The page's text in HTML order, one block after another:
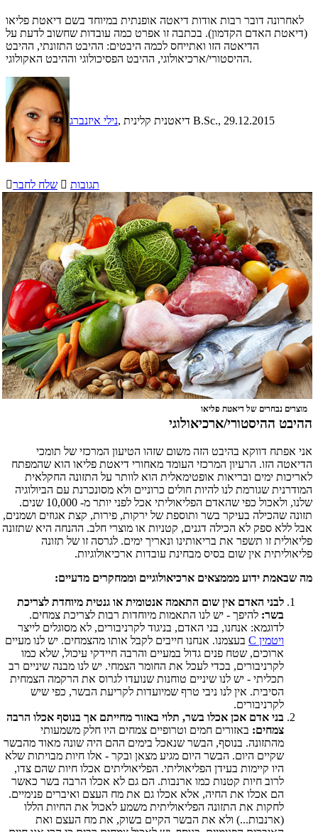
לאחרונה דובר רבות אודות דיאטה אופנתית במיוחד בשם דיאטת פליאו
(דיאטת האדם הקדמון). בכתבה זו אפרט כמה עובדות שחשוב לדעת על
הדיאטה הזו ואתייחס לכמה היבטים: ההיבט התזונתי, ההיבט
ההיסטורי/ארכיאולוגי, ההיבט הפסיכולוגי וההיבט האקולוגי.
נילי איזנברג , דיאטנית קלינית B.Sc., 29.12.2015
שלח לחבר  תגובות
מוצרים נבחרים של דיאטת פליאו
ההיבט ההיסטורי/ארכיאולוגי
אני אפתח דווקא בהיבט הזה משום שזהו הטיעון המרכזי של תומכי
הדיאטה הזו. הרעיון המרכזי העומד מאחורי דיאטת פליאו הוא שהמפתח
לאריכות ימים ובריאות אופטימאלית הוא לוותר על התזונה החקלאית
המודרנית שגורמת לנו להיות חולים כרוניים ולא מסונכרנת עם הביולוגיה
שלנו, ולאכול כפי שהאדם הפליאוליתי אכל לפני יותר מ- 10,000 שנים.
תזונה שהכילה בעיקר בשר ותוספת של ירקות, פירות, קצת אגוזים ושמנים,
אבל ללא ספק לא הכילה דגנים, קטניות או מוצרי חלב. ההנחה היא שתזונה
פליאולית זו תשפר את בריאותינו ונאריך ימים. לגרסה זו של תזונה
פליאוליתית אין שום בסיס מבחינת עובדות ארכיאולוגיות.
מה שבאמת ידוע מממצאים ארכיאולוגיים וממחקרים מדעיים:
לבני האדם אין שום התאמה אנטומית או גנטית מיוחדת לצריכת
בשר: להיפך - יש לנו התאמות מיוחדות רבות לצריכת צמחים.
לדוגמא: אנחנו, בני האדם, בניגוד לקרניבורים, לא מסוגלים לייצר
ויטמין C
בעצמנו. אנחנו חייבים לקבל אותו מהצמחים. יש לנו מעיים
ארוכים, שטח פנים גדול במעיים והרבה חיידקי עיכול, שלא כמו
לקרניבורים, בכדי לעכל את החומר הצמחי. יש לנו מבנה שיניים רב
תכליתי - יש לנו שיניים טוחנות שנועדו לגרוס את הרקמה הצמחית
הסיבית. אין לנו ניבי טרף שמיועדות לקריעת הבשר, כפי שיש
לקרניבורים.
בני אדם אכן אכלו בשר, תלוי באזור מחייתם אך בנוסף אכלו הרבה
צמחים: באזורים חמים וטרופיים צמחים היו חלק משמעותי
מהתזונה. בנוסף, הבשר שנאכל בימים ההם היה שונה מאוד מהבשר
שקיים היום. הבשר היום מגיע מצאן ובקר - אלו חיות מבויתות שלא
היו קיימות בעידן הפליאוליתי. הפליאוליתים אכלו חיות שהם צדו,
לרוב חיות קטנות כמו ארנבות. הם גם לא אכלו הרבה בשר כאשר
הם אכלו את החיה, אלא אכלו גם את מח העצם ואיברים פנימיים.
לחקות את התזונה הפליאוליתית משמע לאכול את החיות הללו
(ארנבות...) ולא את הבשר הקיים בשוק, את מח העצם ואת